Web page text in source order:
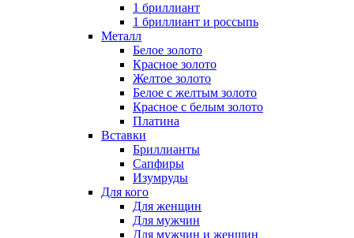
1 бриллиант
1 бриллиант и россыпь
Металл
Белое золото
Красное золото
Желтое золото
Белое с желтым золото
Красное с белым золото
Платина
Вставки
Бриллианты
Сапфиры
Изумруды
Для кого
Для женщин
Для мужчин
Для мужчин и женщин